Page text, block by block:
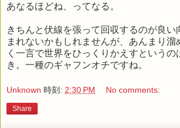
あなるほどね、ってなる。
きちんと伏線を張って回収するのが良い
まれないかもしれませんが、あんまり溜
く一言で世界をひっくりかえすというの
き。一種のギャフンオチですね。
Unknown 時刻: 2:30 PM No comments:
Share